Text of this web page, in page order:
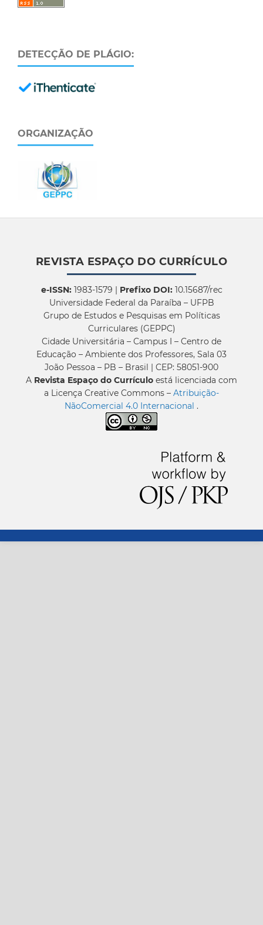
DETECÇÃO DE PLÁGIO:
ORGANIZAÇÃO
REVISTA ESPAÇO DO CURRÍCULO
e-ISSN:1983-1579 | Prefixo DOI:10.15687/rec
Universidade Federal da Paraíba – UFPB
Grupo de Estudos e Pesquisas em Políticas
Curriculares (GEPPC)
Cidade Universitária – Campus I – Centro de
Educação – Ambiente dos Professores, Sala 03
João Pessoa – PB – Brasil | CEP: 58051-900
A Revista Espaço do Currículo está licenciada com
a Licença Creative Commons – Atribuição-
NãoComercial 4.0 Internacional .